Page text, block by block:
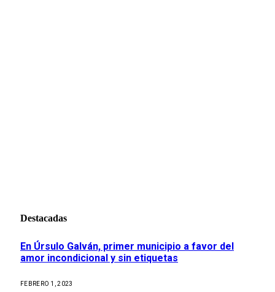
Destacadas
En Úrsulo Galván, primer municipio a favor del
amor incondicional y sin etiquetas
FEBRERO 1, 2023